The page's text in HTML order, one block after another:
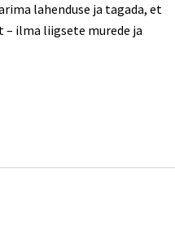
lahenduse ja tagada, et
ilma liigsete murede ja